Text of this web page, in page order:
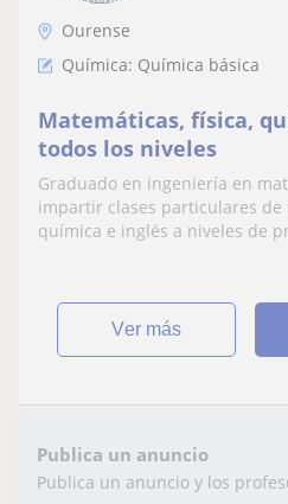
Ourense
Química: Química básica
Matemáticas, física,
todos los niveles
Graduado en ingeniería en
impartir clases particulares de
química e inglés a niveles de
ver más
Publica un anuncio
Publica un anuncio y los